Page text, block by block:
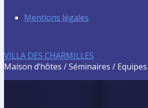
Mentions légales
VILLA DES CHARMILLES
Maison d’hôtes / Séminaires /